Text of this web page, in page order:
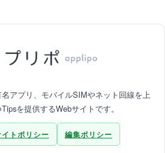
アプリ、モバイルSIMやネット回線を上
を提供するWebサイトです。
トポリシー 編集ポリシー